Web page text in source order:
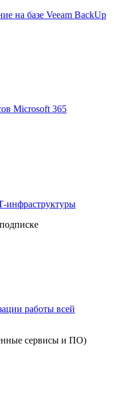
на базе Veeam BackUp
Microsoft 365
инфраструктуры
работы всей
сервисы и ПО)